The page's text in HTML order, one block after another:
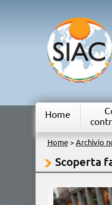
Home
Home> Archivio
Scoperta